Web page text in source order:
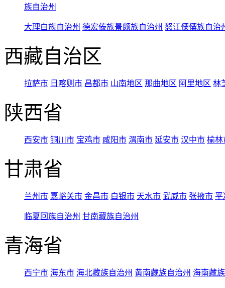
族自治州
大理白族自治州 德宏傣族景颇族自治州 怒江傈僳族自治
西藏自治区
拉萨市 日喀则市 昌都市 山南地区 那曲地区 阿里地区 林
陕西省
西安市 铜川市 宝鸡市 咸阳市 渭南市 延安市 汉中市 榆林
甘肃省
兰州市 嘉峪关市 金昌市 白银市 天水市 武威市 张掖市 平
临夏回族自治州 甘南藏族自治州
青海省
西宁市 海东市 海北藏族自治州 黄南藏族自治州 海南藏